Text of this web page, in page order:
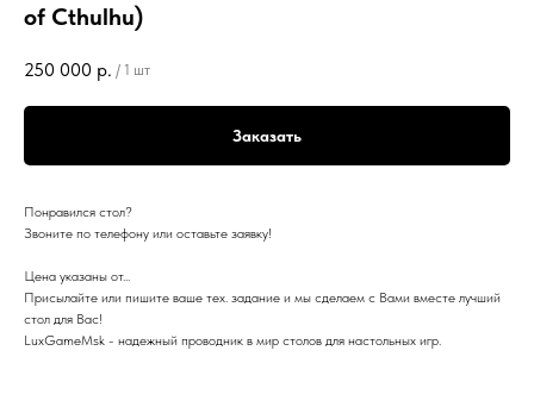
of Cthulhu)
250 000 р. / 1 шт
Заказать
Понравился стол?
Звоните по телефону или оставьте заявку!
Цена указаны от...
Присылайте или пишите ваше тех. задание и мы сделаем с Вами вместе лучший
стол для Вас!
LuхGаmеМsk - надежный проводник в мир столов для настольных игр.